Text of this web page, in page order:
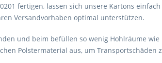
fertigen, lassen sich unsere Kartons
Versandvorhaben optimal unterstützen.
und beim befüllen so wenig Hohlräume
Polstermaterial aus, um Transportschäden